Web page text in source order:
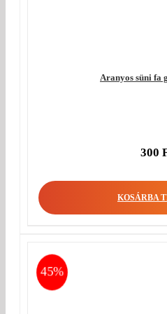
Aranyos süni fa
300
KOSÁRBA
45%